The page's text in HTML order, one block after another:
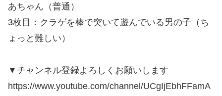
あちゃん（普通）
3枚目：クラゲを棒で突いて遊んでいる男の子（ち
ょっと難しい）
▼チャンネル登録よろしくお願いします
https://www.youtube.com/channel/UCgIjEbhFFamA